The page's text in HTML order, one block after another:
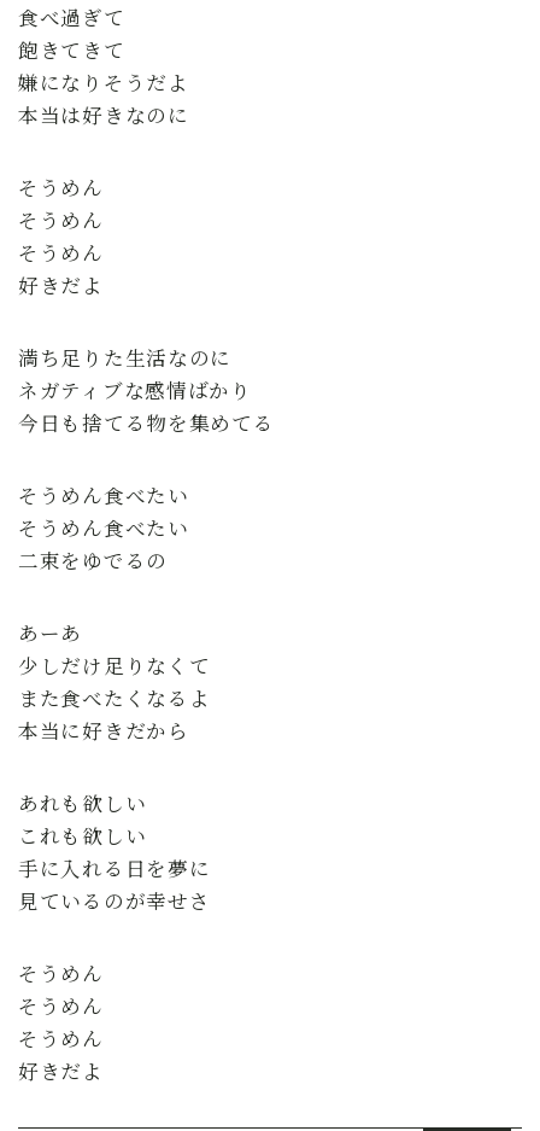
食べ過ぎて
飽きてきて
嫌になりそうだよ
本当は好きなのに
そうめん
そうめん
そうめん
好きだよ
満ち足りた生活なのに
ネガティブな感情ばかり
今日も捨てる物を集めてる
そうめん食べたい
そうめん食べたい
二束をゆでるの
あーあ
少しだけ足りなくて
また食べたくなるよ
本当に好きだから
あれも欲しい
これも欲しい
手に入れる日を夢に
見ているのが幸せさ
そうめん
そうめん
そうめん
好きだよ